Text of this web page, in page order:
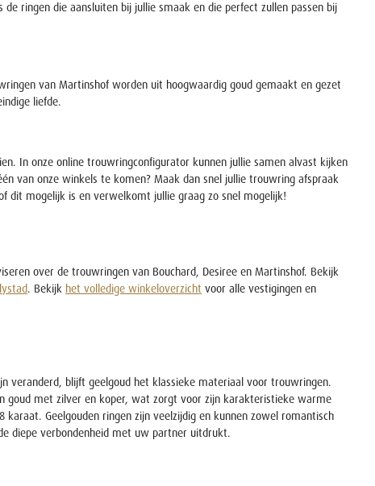
ringen die aansluiten bij jullie smaak en die perfect zullen passen bij
van Martinshof worden uit hoogwaardig goud gemaakt en gezet
liefde.
In onze online trouwringconfigurator kunnen jullie samen alvast kijken
van onze winkels te komen? Maak dan snel jullie trouwring afspraak
dit mogelijk is en verwelkomt jullie graag zo snel mogelijk!
over de trouwringen van Bouchard, Desiree en Martinshof. Bekijk
. Bekijk het volledige winkeloverzicht voor alle vestigingen en
veranderd, blijft geelgoud het klassieke materiaal voor trouwringen.
goud met zilver en koper, wat zorgt voor zijn karakteristieke warme
Geelgouden ringen zijn veelzijdig en kunnen zowel romantisch
diepe verbondenheid met uw partner uitdrukt.